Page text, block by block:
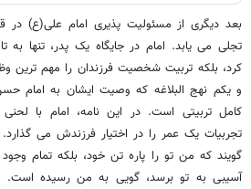
بعد دیگری از مسئولیت پذیری امام علی(ع) در
تجلی می یابد. امام در جایگاه یک پدر، تنها به
کرد، بلکه تربیت شخصیت فرزندان را مهم
و یکم نهج البلاغه که وصیت ایشان به امام
کامل تربیتی است. در این نامه، امام با
تجربیات یک عمر را در اختیار فرزندش می
گویند که من تو را پاره تن خود، بلکه تمام
آسیبی به تو برسد، گویی به من رسیده است.